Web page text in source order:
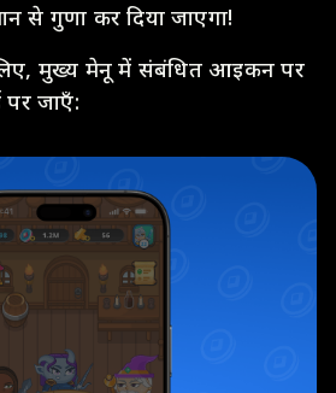
से गुणा कर दिया जाएगा!
मुख्य मेनू में संबंधित आइकन पर
पर जाएँ: